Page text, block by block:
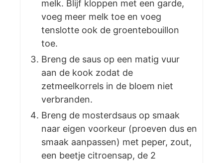
melk. Blijf kloppen met een garde,
voeg meer melk toe en voeg
tenslotte ook de groentebouillon
toe.
Breng de saus op een matig vuur
aan de kook zodat de
zetmeelkorrels in de bloem niet
verbranden.
Breng de mosterdsaus op smaak
naar eigen voorkeur (proeven dus en
smaak aanpassen) met peper, zout,
een beetje citroensap, de 2